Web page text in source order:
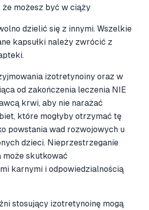
że możesz być w ciąży
dzielić się z innymi. Wszelkie
kapsułki należy zwrócić z
izotretynoiny oraz w
od zakończenia leczenia NIE
krwi, aby nie narażać
które mogłyby otrzymać tę
powstania wad rozwojowych u
dzieci. Nieprzestrzeganie
może skutkować
karnymi i odpowiedzialnością
stosujący izotretynoinę mogą